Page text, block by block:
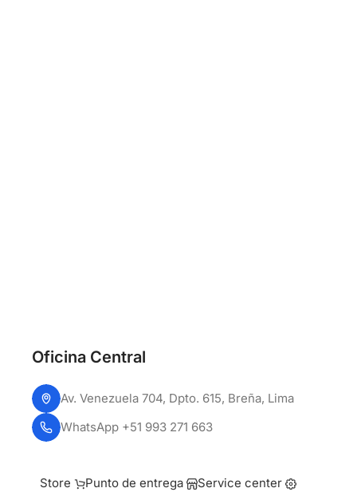
Oficina Central
Av. Venezuela 704, Dpto. 615, Breña, Lima
WhatsApp +51 993 271 663
Store Punto de entrega Service center